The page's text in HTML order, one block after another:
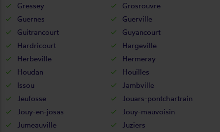
Gressey
Grosrouvre
Guernes
Guerville
Guitrancourt
Guyancourt
Hardricourt
Hargeville
Herbeville
Hermeray
Houdan
Houilles
Issou
Jambville
Jeufosse
Jouars-pontchartrain
Jouy-en-josas
Jouy-mauvoisin
Jumeauville
Juziers